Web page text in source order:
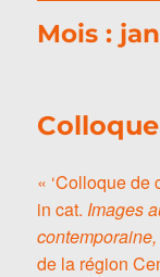
Mois :
« ‘Colloque de
in cat. Images
de la région